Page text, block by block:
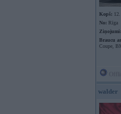
Kopš:
No: Rīga
Ziņojumi:
Braucu
Coupe,
walder